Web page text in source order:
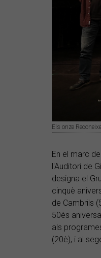
Els onze
En el marc
l'Auditori de
designa el
cinquè
de Cambrils
50ès
als
(20è), i al